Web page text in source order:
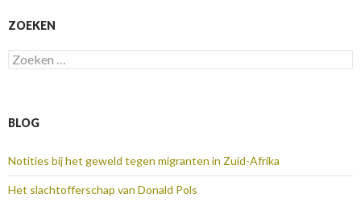
ZOEKEN
Zoeken
naar:
BLOG
Notities bij het geweld tegen migranten in Zuid-Afrika
Het slachtofferschap van Donald Pols